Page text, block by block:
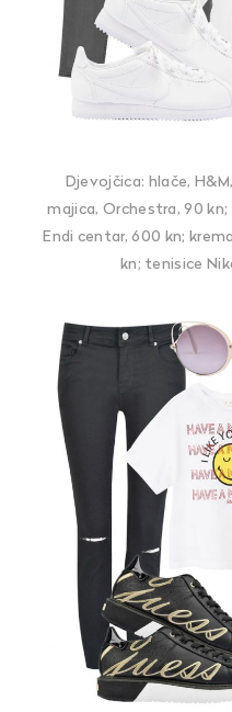
Djevojčica: hlače,
majica, Orchestra, 90
Endi centar, 600 kn;
kn; tenisice